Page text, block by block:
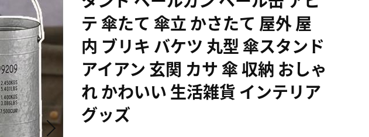
テ 傘たて 傘立 かさたて 屋外 屋
内 ブリキ バケツ 丸型 傘スタンド
アイアン 玄関 カサ 傘 収納 おしゃ
れ かわいい 生活雑貨 インテリア
グッズ